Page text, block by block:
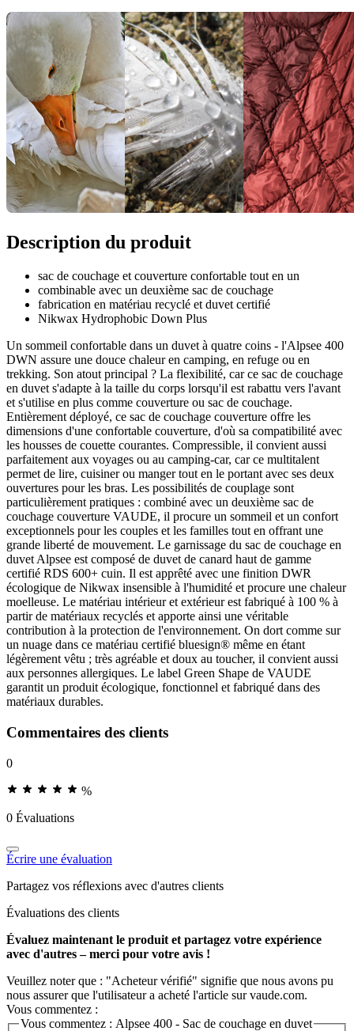
Description du produit
sac de couchage et couverture confortable tout en un
combinable avec un deuxième sac de couchage
fabrication en matériau recyclé et duvet certifié
Nikwax Hydrophobic Down Plus
Un sommeil confortable dans un duvet à quatre coins - l'Alpsee 400
DWN assure une douce chaleur en camping, en refuge ou en
trekking. Son atout principal ? La flexibilité, car ce sac de couchage
en duvet s'adapte à la taille du corps lorsqu'il est rabattu vers l'avant
et s'utilise en plus comme couverture ou sac de couchage.
Entièrement déployé, ce sac de couchage couverture offre les
dimensions d'une confortable couverture, d'où sa compatibilité avec
les housses de couette courantes. Compressible, il convient aussi
parfaitement aux voyages ou au camping-car, car ce multitalent
permet de lire, cuisiner ou manger tout en le portant avec ses deux
ouvertures pour les bras. Les possibilités de couplage sont
particulièrement pratiques : combiné avec un deuxième sac de
couchage couverture VAUDE, il procure un sommeil et un confort
exceptionnels pour les couples et les familles tout en offrant une
grande liberté de mouvement. Le garnissage du sac de couchage en
duvet Alpsee est composé de duvet de canard haut de gamme
certifié RDS 600+ cuin. Il est apprêté avec une finition DWR
écologique de Nikwax insensible à l'humidité et procure une chaleur
moelleuse. Le matériau intérieur et extérieur est fabriqué à 100 % à
partir de matériaux recyclés et apporte ainsi une véritable
contribution à la protection de l'environnement. On dort comme sur
un nuage dans ce matériau certifié bluesign® même en étant
légèrement vêtu ; très agréable et doux au toucher, il convient aussi
aux personnes allergiques. Le label Green Shape de VAUDE
garantit un produit écologique, fonctionnel et fabriqué dans des
matériaux durables.
Commentaires des clients
0
%
0 Évaluations
Écrire une évaluation
Partagez vos réflexions avec d'autres clients
Évaluations des clients
Évaluez maintenant le produit et partagez votre expérience
avec d'autres – merci pour votre avis !
Veuillez noter que : "Acheteur vérifié" signifie que nous avons pu
nous assurer que l'utilisateur a acheté l'article sur vaude.com.
Vous commentez :
Vous commentez : Alpsee 400 - Sac de couchage en duvet